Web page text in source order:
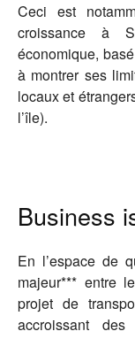
Ceci est
croissance à
économique,
à montrer ses
locaux et
l’île).
Business
En l’espace de
majeur*** entre
projet de
accroissant